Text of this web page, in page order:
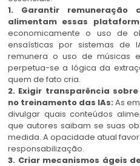
1. Garantir remuneração
alimentam essas
economicamente o uso de
ensaísticas por sistemas de
remunera o uso de músicas
perpetua-se a lógica da
quem de fato cria.
2. Exigir transparência
no treinamento das IAs: As
divulgar quais conteúdos
que autores saibam se suas
medida. A opacidade atual
responsabilização.
3. Criar mecanismos ágeis